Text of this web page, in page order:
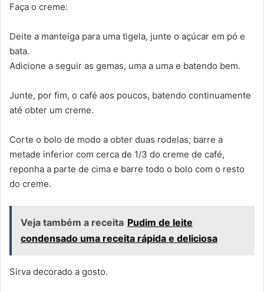
Faça o creme:
Deite a manteiga para uma tigela, junte o açúcar em pó e
bata.
Adicione a seguir as gemas, uma a uma e batendo bem.
Junte, por fim, o café aos poucos, batendo continuamente
até obter um creme.
Corte o bolo de modo a obter duas rodelas; barre a
metade inferior com cerca de 1/3 do creme de café,
reponha a parte de cima e barre todo o bolo com o resto
do creme.
Veja também a receita Pudim de leite
condensado uma receita rápida e deliciosa
Sirva decorado a gosto.